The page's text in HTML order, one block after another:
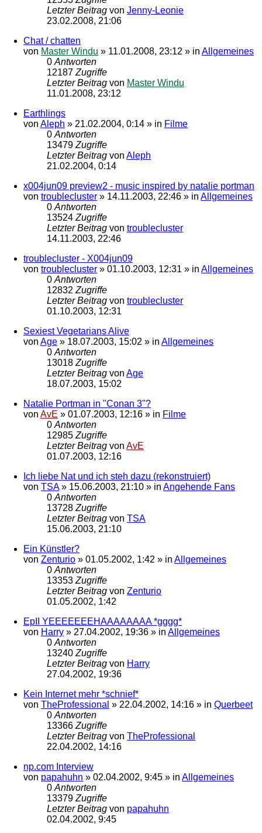
Letzter Beitrag von Jenny-Leonie
23.02.2008, 21:06
Chat / chatten
von Master Windu » 11.01.2008, 23:12 » in Allgemeines
0 Antworten
12187 Zugriffe
Letzter Beitrag von Master Windu
11.01.2008, 23:12
Earthlings
von Aleph » 21.02.2004, 0:14 » in Filme
0 Antworten
13479 Zugriffe
Letzter Beitrag von Aleph
21.02.2004, 0:14
x004jun09 preview2 - music inspired by natalie portman
von troublecluster » 14.11.2003, 22:46 » in Allgemeines
0 Antworten
13524 Zugriffe
Letzter Beitrag von troublecluster
14.11.2003, 22:46
troublecluster - X004jun09
von troublecluster » 01.10.2003, 12:31 » in Allgemeines
0 Antworten
12832 Zugriffe
Letzter Beitrag von troublecluster
01.10.2003, 12:31
Sexiest Vegetarians Alive
von Age » 18.07.2003, 15:02 » in Allgemeines
0 Antworten
13018 Zugriffe
Letzter Beitrag von Age
18.07.2003, 15:02
Natalie Portman in "Conan 3"?
von AvE » 01.07.2003, 12:16 » in Filme
0 Antworten
12985 Zugriffe
Letzter Beitrag von AvE
01.07.2003, 12:16
Ich liebe Nat und ich steh dazu (rekonstruiert)
von TSA» 15.06.2003, 21:10 » in Angehende Fans
0 Antworten
13728 Zugriffe
Letzter Beitrag von TSA
15.06.2003, 21:10
Ein Künstler?
von Zenturio » 01.05.2002, 1:42 » in Allgemeines
0 Antworten
13353 Zugriffe
Letzter Beitrag von Zenturio
01.05.2002, 1:42
EpII YEEEEEEEHAAAAAAAA *gggg*
von Harry » 27.04.2002, 19:36 » in Allgemeines
0 Antworten
13240 Zugriffe
Letzter Beitrag von Harry
27.04.2002, 19:36
Kein Internet mehr *schnief*
von TheProfessional » 22.04.2002, 14:16 » in Querbeet
0 Antworten
13366 Zugriffe
Letzter Beitrag von TheProfessional
22.04.2002, 14:16
np.com Interview
von papahuhn » 02.04.2002, 9:45 » in Allgemeines
0 Antworten
13379 Zugriffe
Letzter Beitrag von papahuhn
02.04.2002, 9:45